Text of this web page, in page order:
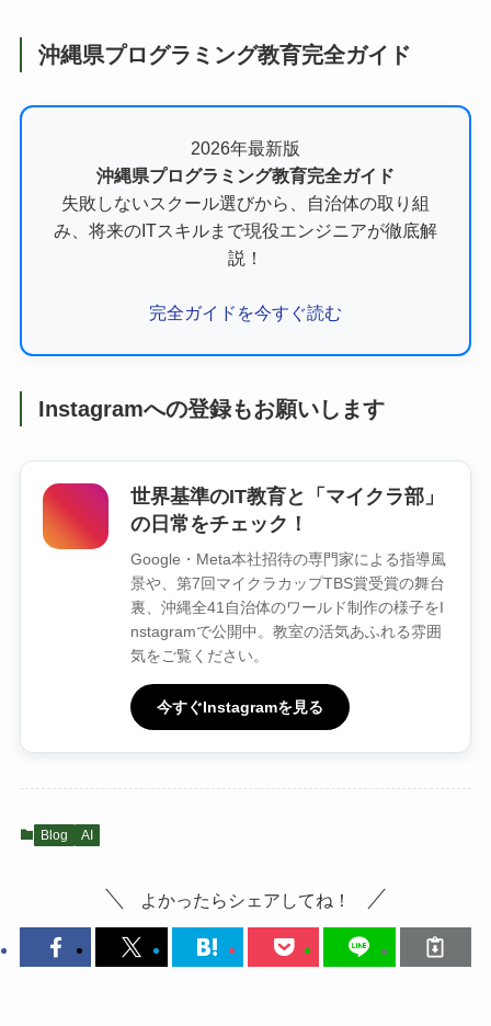
沖縄県プログラミング教育完全ガイド
2026年最新版
沖縄県プログラミング教育完全ガイド
失敗しないスクール選びから、自治体の取り組
み、将来のITスキルまで現役エンジニアが徹底解
説！
完全ガイドを今すぐ読む
Instagramへの登録もお願いします
世界基準のIT教育と「マイクラ部」
の日常をチェック！
Google・Meta本社招待の専門家による指導風
景や、第7回マイクラカップTBS賞受賞の舞台
裏、沖縄全41自治体のワールド制作の様子をI
nstagramで公開中。教室の活気あふれる雰囲
気をご覧ください。
今すぐInstagramを見る
Blog AI
よかったらシェアしてね！